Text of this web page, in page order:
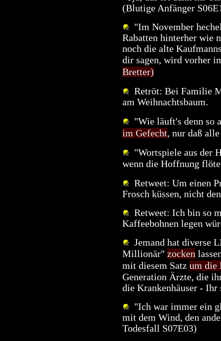
(Blutige Anfänger
"Im November
Rabatten hinterher wie
noch die alte
dir sagen, wird vorher
Bretter)
Retröt: Bei Familie
am Weihnachtsbaum.
"Wie läuft's denn so
im Gefecht, nur daß
"Wortspiele aus der
wenn die Hoffnung
Retweet: Um einen
Frosch küssen, nicht
Retweet: Ich bin so
Kaffeebohnen legen
Jemand hat diverse
Millionär" zocken
mit diesem Satz um die
Generation Ärzte, die
die Krankenhäuser - Ihr
"Ich war immer ein
mit dem Wind, den
Todesfall S07E03)